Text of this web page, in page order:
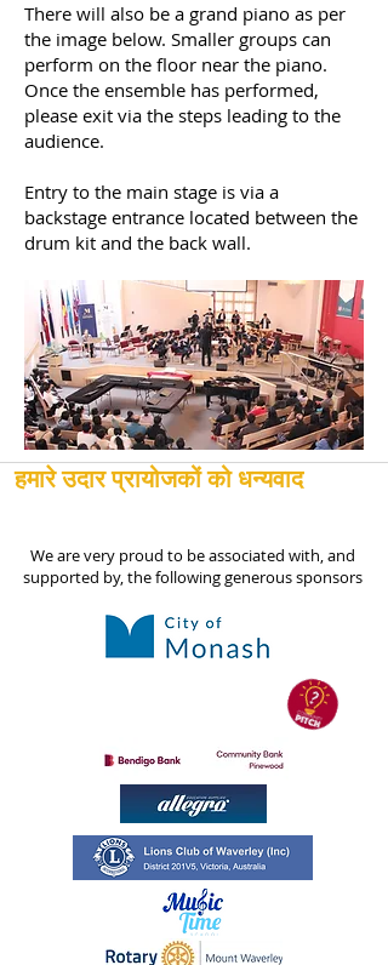
There will also be a grand piano as per
the image below. Smaller groups can
perform on the floor near the piano.
Once the ensemble has performed,
please exit via the steps leading to the
audience.
Entry to the main stage is via a
backstage entrance located between the
drum kit and the back wall.
हमारे उदार प्रायोजकों को धन्यवाद
We are very proud to be associated with, and
supported by, the following generous sponsors